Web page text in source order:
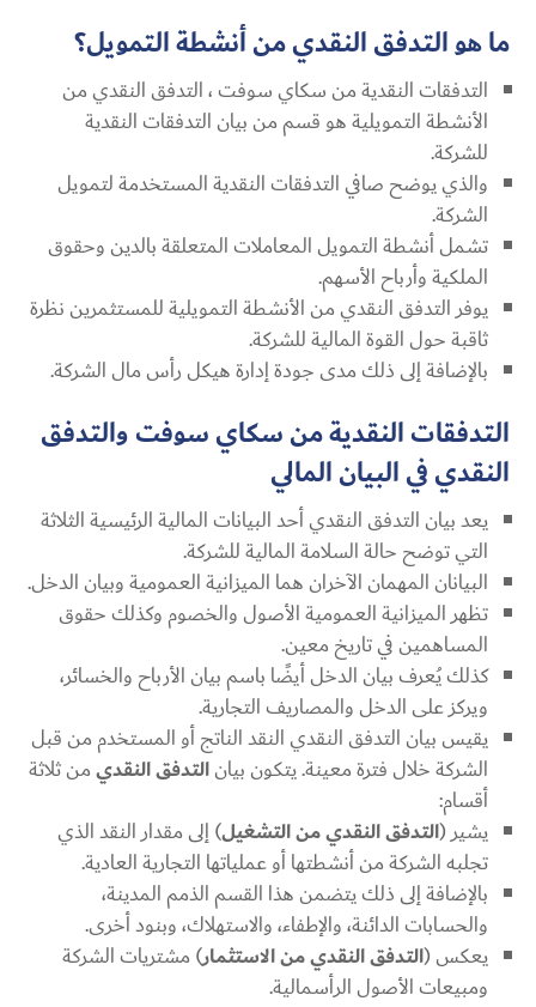
ما هو التدفق النقدي من أنشطة التمويل؟
التدفقات النقدية من سكاي سوفت ، التدفق النقدي من
الأنشطة التمويلية هو قسم من بيان التدفقات النقدية
للشركة.
والذي يوضح صافي التدفقات النقدية المستخدمة لتمويل
الشركة.
تشمل أنشطة التمويل المعاملات المتعلقة بالدين وحقوق
الملكية وأرباح الأسهم.
يوفر التدفق النقدي من الأنشطة التمويلية للمستثمرين نظرة
ثاقبة حول القوة المالية للشركة.
بالإضافة إلى ذلك مدى جودة إدارة هيكل رأس مال الشركة.
التدفقات النقدية من سكاي سوفت والتدفق
النقدي في البيان المالي
يعد بيان التدفق النقدي أحد البيانات المالية الرئيسية الثلاثة
التي توضح حالة السلامة المالية للشركة.
البيانان المهمان الآخران هما الميزانية العمومية وبيان الدخل.
تظهر الميزانية العمومية الأصول والخصوم وكذلك حقوق
المساهمين في تاريخ معين.
كذلك يُعرف بيان الدخل أيضًا باسم بيان الأرباح والخسائر،
ويركز على الدخل والمصاريف التجارية.
يقيس بيان التدفق النقدي النقد الناتج أو المستخدم من قبل
الشركة خلال فترة معينة. يتكون بيانالتدفق النقديمن ثلاثة
أقسام:
يشير (التدفق النقدي من التشغيل) إلى مقدار النقد الذي
تجلبه الشركة من أنشطتها أو عملياتها التجارية العادية.
بالإضافة إلى ذلك يتضمن هذا القسم الذمم المدينة،
والحسابات الدائنة، والإطفاء، والاستهلاك، وبنود أخرى.
يعكس (التدفق النقدي من الاستثمار) مشتريات الشركة
ومبيعات الأصول الرأسمالية.